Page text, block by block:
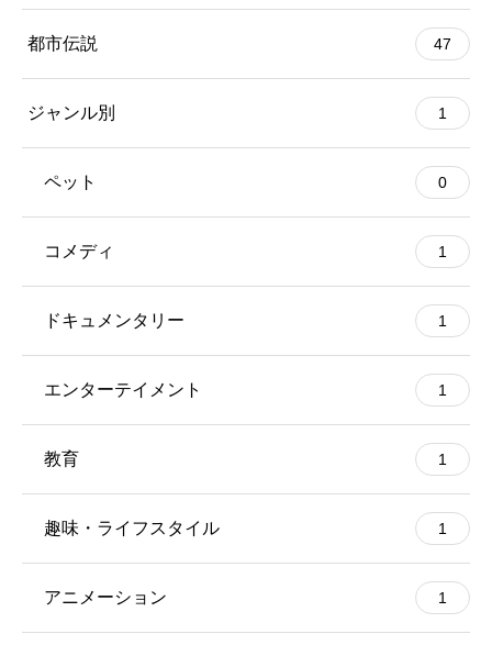
都市伝説 47
ジャンル別 1
ペット 0
コメディ 1
ドキュメンタリー 1
エンターテイメント 1
教育 1
趣味・ライフスタイル 1
アニメーション 1